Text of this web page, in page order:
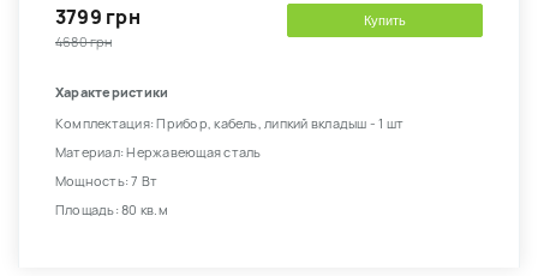
3799 грн
4680 грн
Купить
Характеристики
Комплектация: Прибор, кабель, липкий вкладыш - 1 шт
Материал: Нержавеющая сталь
Мощность: 7 Вт
Площадь: 80 кв.м